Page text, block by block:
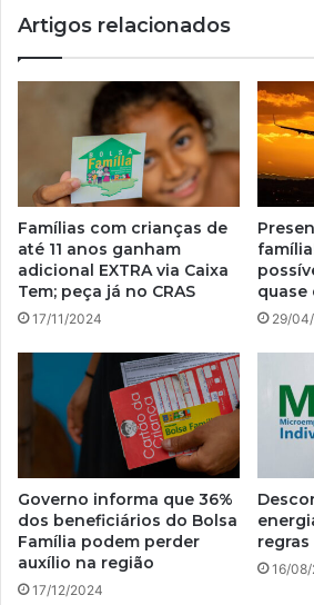
Artigos relacionados
Famílias com crianças de
até 11 anos ganham
adicional EXTRA via Caixa
Tem; peça já no CRAS
17/11/2024
quase
29/
Governo informa que 36%
dos beneficiários do Bolsa
Família podem perder
auxílio na região
17/12/2024
regras
16/